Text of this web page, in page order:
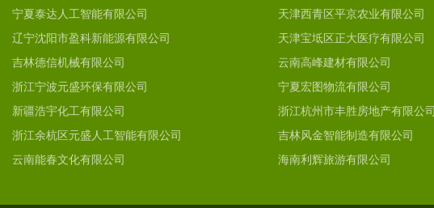
宁夏泰达人工智能有限公司
天津西青区平京农业有限公司
辽宁沈阳市盈科新能源有限公司
天津宝坻区正大医疗有限公司
吉林德信机械有限公司
云南高峰建材有限公司
浙江宁波元盛环保有限公司
宁夏宏图物流有限公司
新疆浩宇化工有限公司
浙江杭州市丰胜房地产有限公司
浙江余杭区元盛人工智能有限公司
吉林风金智能制造有限公司
云南能春文化有限公司
海南利辉旅游有限公司